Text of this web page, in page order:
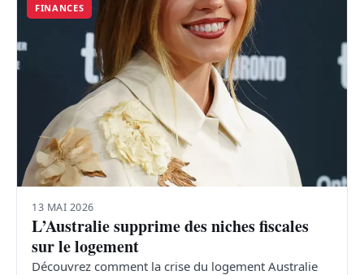
FINANCES
13 MAI 2026
L’Australie supprime des niches fiscales
sur le logement
Découvrez comment la crise du logement Australie